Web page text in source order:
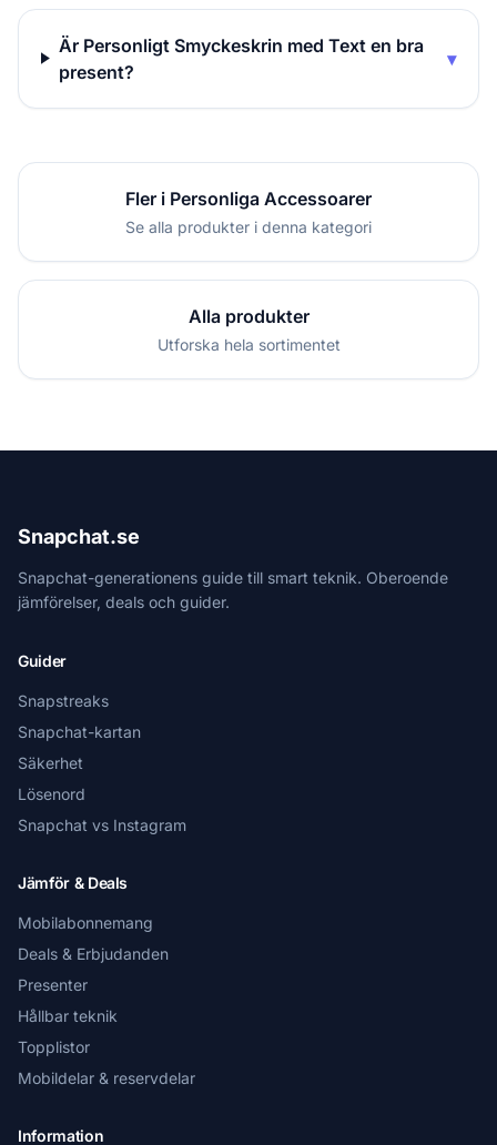
Är Personligt Smyckeskrin med Text en bra
present?
▾
Fler i Personliga Accessoarer
Se alla produkter i denna kategori
Alla produkter
Utforska hela sortimentet
Snapchat.se
Snapchat-generationens guide till smart teknik. Oberoende
jämförelser, deals och guider.
Guider
Snapstreaks
Snapchat-kartan
Säkerhet
Lösenord
Snapchat vs Instagram
Jämför & Deals
Mobilabonnemang
Deals & Erbjudanden
Presenter
Hållbar teknik
Topplistor
Mobildelar & reservdelar
Information